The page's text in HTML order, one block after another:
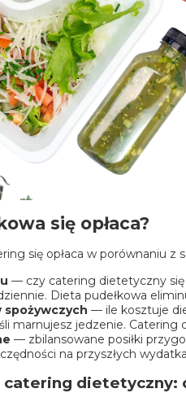
się opłaca?
się opłaca w porównaniu
— czy catering dietetyczny się
Dieta pudełkowa
— ile kosztuje
marnujesz jedzenie. Catering
— zbilansowane posiłki
na przyszłych
dietetyczny: